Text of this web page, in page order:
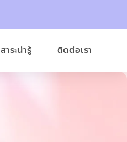
สาระน่ารู้ ติดต่อเรา